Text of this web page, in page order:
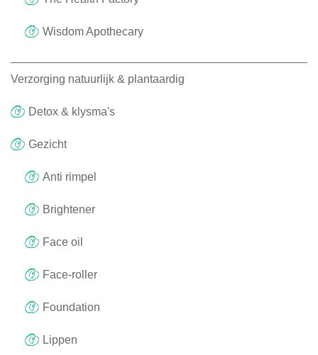
Wisdom Apothecary
Verzorging natuurlijk & plantaardig
Detox & klysma's
Gezicht
Anti rimpel
Brightener
Face oil
Face-roller
Foundation
Lippen